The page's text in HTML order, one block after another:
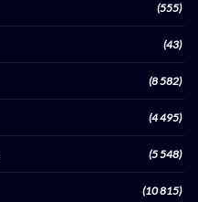
(555)
(43)
(8 582)
(4 495)
(5 548)
(10 815)